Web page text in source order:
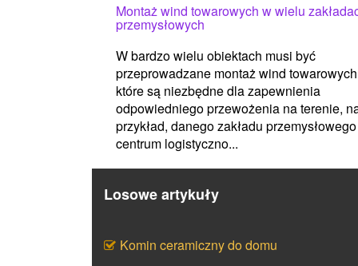
Montaż wind towarowych w wielu
przemysłowych
W bardzo wielu obiektach musi być
przeprowadzane montaż wind
które są niezbędne dla zapewnienia
odpowiedniego przewożenia na terenie,
przykład, danego zakładu
centrum logistyczno...
Losowe artykuły
Komin ceramiczny do domu